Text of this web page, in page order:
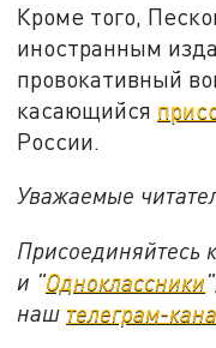
Кроме того,
иностранным
провокативный
касающийся
России.
Уважаемые
Присоединяйтесь
и "Одноклассники
наш телеграм-